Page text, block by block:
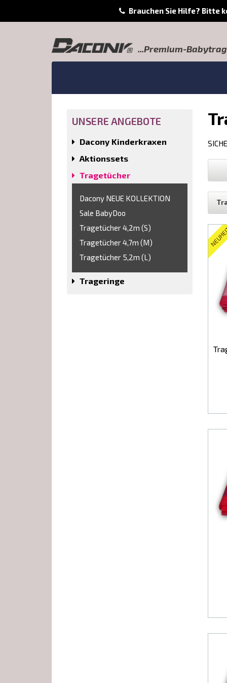
Brauchen Sie Hilfe? Bitte
...Premium-
UNSERE ANGEBOTE
Dacony Kinderkraxen
Aktionssets
Tragetücher
Dacony NEUE KOLLEKTION
Sale BabyDoo
Tragetücher 4,2m (S)
Tragetücher 4,7m (M)
Tragetücher 5,2m (L)
Trageringe